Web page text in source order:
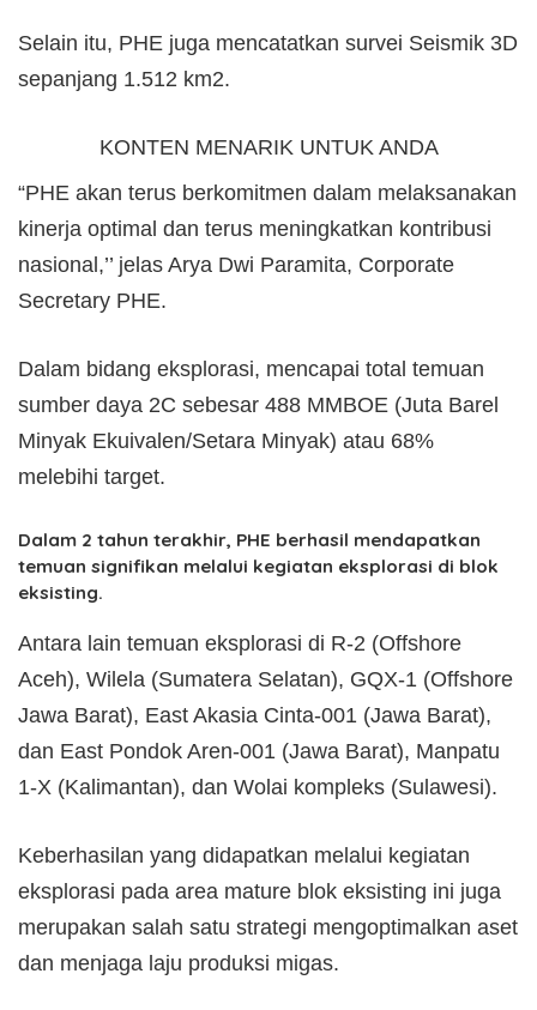
Selain itu, PHE juga mencatatkan survei Seismik 3D
sepanjang 1.512 km2.
KONTEN MENARIK UNTUK ANDA
“PHE akan terus berkomitmen dalam melaksanakan
kinerja optimal dan terus meningkatkan kontribusi
nasional,’’ jelas Arya Dwi Paramita, Corporate
Secretary PHE.
Dalam bidang eksplorasi, mencapai total temuan
sumber daya 2C sebesar 488 MMBOE (Juta Barel
Minyak Ekuivalen/Setara Minyak) atau 68%
melebihi target.
Dalam 2 tahun terakhir, PHE berhasil mendapatkan
temuan signifikan melalui kegiatan eksplorasi di blok
eksisting.
Antara lain temuan eksplorasi di R-2 (Offshore
Aceh), Wilela (Sumatera Selatan), GQX-1 (Offshore
Jawa Barat), East Akasia Cinta-001 (Jawa Barat),
dan East Pondok Aren-001 (Jawa Barat), Manpatu
1-X (Kalimantan), dan Wolai kompleks (Sulawesi).
Keberhasilan yang didapatkan melalui kegiatan
eksplorasi pada area mature blok eksisting ini juga
merupakan salah satu strategi mengoptimalkan aset
dan menjaga laju produksi migas.